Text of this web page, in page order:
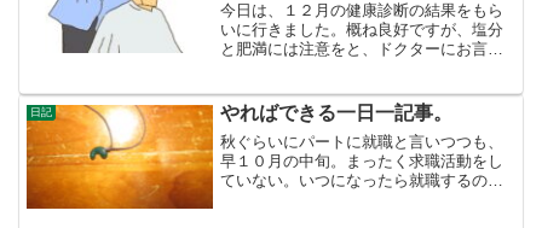
今日は、１２月の健康診断の結果をもら
いに行きました。概ね良好ですが、塩分
と肥満には注意をと、ドクターにお言葉
格安店 今の店に収まるまでうちの町に
は、格安の散髪屋のグルー...
日記 やればできる一日一記事。
秋ぐらいにパートに就職と言いつつも、
早１０月の中旬。まったく求職活動をし
ていない。いつになったら就職するのだ